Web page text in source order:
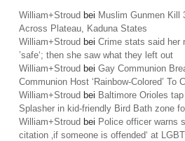
William+Stroud bei Muslim Gunmen Kill
Across Plateau, Kaduna States
William+Stroud bei Crime stats said her
’safe‘; then she saw what they left out
William+Stroud bei Gay Communion
Communion Host ‘Rainbow-Colored’ To
William+Stroud bei Baltimore Orioles
Splasher in kid-friendly Bird Bath zone
William+Stroud bei Police officer warns
citation ‚if someone is offended‘ at